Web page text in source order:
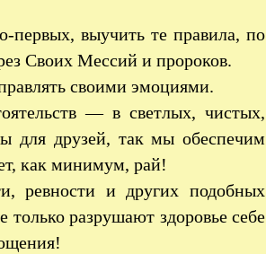
первых, выучить те правила, по
Своих Мессий и пророков.
своими эмоциями.
— в светлых, чистых,
для друзей, так мы обеспечим
как минимум, рай!
ревности и других подобных
разрушают здоровье себе